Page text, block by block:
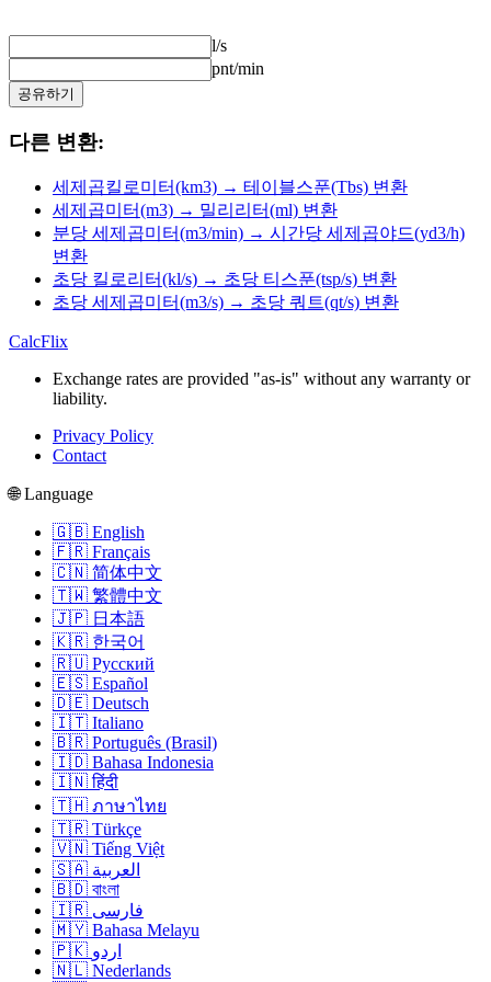
l/s
pnt/min
공유하기
다른 변환:
세제곱킬로미터(km3) → 테이블스푼(Tbs) 변환
세제곱미터(m3) → 밀리리터(ml) 변환
분당 세제곱미터(m3/min) → 시간당 세제곱야드(yd3/h)
변환
초당 킬로리터(kl/s) → 초당 티스푼(tsp/s) 변환
초당 세제곱미터(m3/s) → 초당 쿼트(qt/s) 변환
CalcFlix
Exchange rates are provided "as-is" without any warranty or
liability.
Privacy Policy
Contact
🌐 Language
🇬🇧 English
🇫🇷 Français
🇨🇳 简体中文
🇹🇼 繁體中文
🇯🇵 日本語
🇰🇷 한국어
🇷🇺 Русский
🇪🇸 Español
🇩🇪 Deutsch
🇮🇹 Italiano
🇧🇷 Português (Brasil)
🇮🇩 Bahasa Indonesia
🇮🇳 हिंदी
🇹🇭 ภาษาไทย
🇹🇷 Türkçe
🇻🇳 Tiếng Việt
🇸🇦 العربية
🇧🇩 বাংলা
🇮🇷 فارسی
🇲🇾 Bahasa Melayu
🇵🇰 اردو
🇳🇱 Nederlands